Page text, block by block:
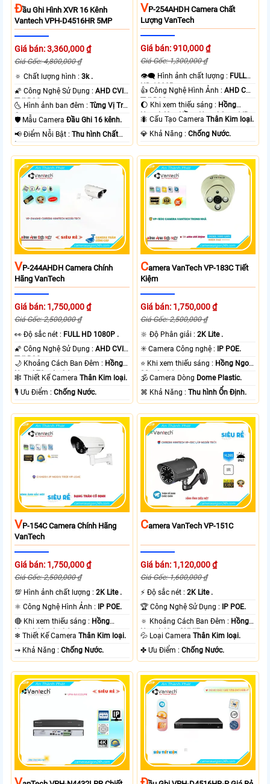
ĐẦu Ghi Hình XVR 16 Kênh
Vantech VPH-D4516HR 5MP
Giá bán: 3,360,000 ₫
Giá Gốc: 4,800,000 ₫
🔅 Chất lượng hình :3k .
🌠 Công Nghệ Sử Dụng :AHD CVI
TVI BCS.
🌜 Hình ảnh ban đêm :Từng Vị Trí
Camera .
🛡 Mẫu CameraĐầu Ghi 16 kênh.
️📢 Điểm Nỗi Bật :Thu hình Chất
Lượng.
VP-254AHDH Camera Chất
Lượng VanTech
Giá bán: 910,000 ₫
Giá Gốc: 1,300,000 ₫
👁️‍🗨 Hình ảnh chất lượng : FULL
HD 1080P .
👍 Công Nghệ Hình Ảnh :AHD CVI
TVI BCS.
🌔 Khi xem thiếu sáng : Hồng
Ngoại 40m Hồng Ngoại Smart IR.
🐜 Cấu Tạo CameraThân Kim loại.
️💎 Khả Năng :Chống Nước.
VP-244AHDH Camera Chính
Hãng VanTech
Giá bán: 1,750,000 ₫
Giá Gốc: 2,500,000 ₫
️👀 Độ sắc nét : FULL HD 1080P .
🌠 Công Nghệ Sử Dụng :AHD CVI
TVI BCS.
🌙 Khoảng Cách Ban Đêm : Hồng
Ngoại 70m Led Array.
🕸️ Thiết Kế CameraThân Kim loại.
️🎙 Ưu Điểm :Chống Nước.
CAmera VanTech VP-183C Tiết
Kiệm
Giá bán: 1,750,000 ₫
Giá Gốc: 2,500,000 ₫
🔆 Độ Phân giải :2K Lite .
✳️ Camera Công nghệ :
IP POE.
⭐ Khi xem thiếu sáng : Hồng Ngoại
30m Led Array.
🕉️ Camera Dòng Dome Plastic.
️⌘ Khả Năng :Thu hình Ổn Định.
VP-154C Camera Chính Hãng
VanTech
Giá bán: 1,750,000 ₫
Giá Gốc: 2,500,000 ₫
💯 Hình ảnh chất lượng :2K Lite .
⚛️ Công Nghệ Hình Ảnh :
IP POE.
🔴 Khi xem thiếu sáng : Hồng
Ngoại 60m Led Array.
❄ Thiết Kế CameraThân Kim loại.
️⇝ Khả Năng :Chống Nước.
CAmera VanTech VP-151C
Giá bán: 1,120,000 ₫
Giá Gốc: 1,600,000 ₫
️⚡ Độ sắc nét :2K Lite .
🏆 Công Nghệ Sử Dụng :
IP POE.
🔅 Khoảng Cách Ban Đêm : Hồng
Ngoại 40m ONVIF.
💦 Loại CameraThân Kim loại.
️✤ Ưu Điểm :Chống Nước.